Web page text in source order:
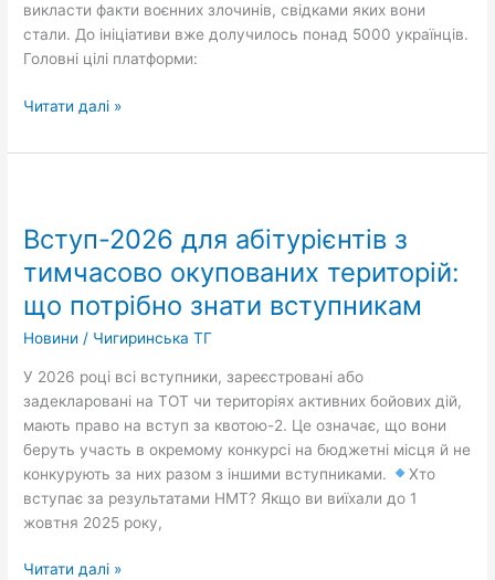
викласти факти воєнних злочинів, свідками яких вони
стали. До ініціативи вже долучилось понад 5000 українців.
Головні цілі платформи:
Читати далі »
Вступ-2026 для абітурієнтів з
тимчасово окупованих територій:
що потрібно знати вступникам
Новини / Чигиринська ТГ
У 2026 році всі вступники, зареєстровані або
задекларовані на ТОТ чи територіях активних бойових дій,
мають право на вступ за квотою-2. Це означає, що вони
беруть участь в окремому конкурсі на бюджетні місця й не
конкурують за них разом з іншими вступниками.
Хто
вступає за результатами НМТ? Якщо ви виїхали до 1
жовтня 2025 року,
абітурієнтів
тимчасово
окупованих
територій:
потрібно
знати
вступникам
Читати далі »